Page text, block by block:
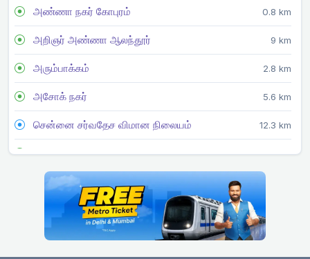
அண்ணா நகர் கோபுரம் 0.8 km
அறிஞர் அண்ணா ஆலந்தூர் 9 km
அரும்பாக்கம் 2.8 km
அசோக் நகர் 5.6 km
சென்னை சர்வதேச விமான நிலையம் 12.3 km
சிஎம்பிடி 1.9 km
எழும்பூர் 6.5 km
ஈக்காட்டுதாங்கல்
அரசு எஸ்டேட் 7.7 km